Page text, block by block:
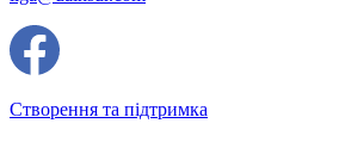
Створення та підтримка